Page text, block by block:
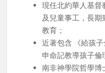
現任北約華人基督
及兒童事工，長
教育；
近著包含 《給孩
申命記教導孩子倫
南非神學院哲學博